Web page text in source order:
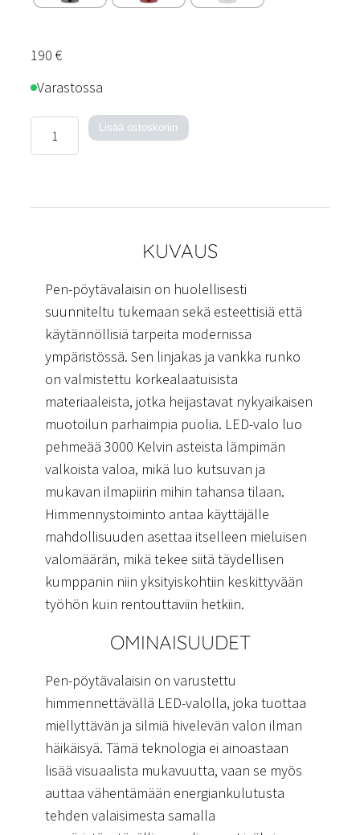
190 €
Varastossa
pöytävalaisin
Lisää ostoskoriin
KUVAUS
Pen-pöytävalaisin on huolellisesti
suunniteltu tukemaan sekä esteettisiä että
käytännöllisiä tarpeita modernissa
ympäristössä. Sen linjakas ja vankka runko
on valmistettu korkealaatuisista
materiaaleista, jotka heijastavat nykyaikaisen
muotoilun parhaimpia puolia. LED-valo luo
pehmeää 3000 Kelvin asteista lämpimän
valkoista valoa, mikä luo kutsuvan ja
mukavan ilmapiirin mihin tahansa tilaan.
Himmennystoiminto antaa käyttäjälle
mahdollisuuden asettaa itselleen mieluisen
valomäärän, mikä tekee siitä täydellisen
kumppanin niin yksityiskohtiin keskittyvään
työhön kuin rentouttaviin hetkiin.
OMINAISUUDET
Pen-pöytävalaisin on varustettu
himmennettävällä LED-valolla, joka tuottaa
miellyttävän ja silmiä hivelevän valon ilman
häikäisyä. Tämä teknologia ei ainoastaan
lisää visuaalista mukavuutta, vaan se myös
auttaa vähentämään energiankulutusta
tehden valaisimesta samalla